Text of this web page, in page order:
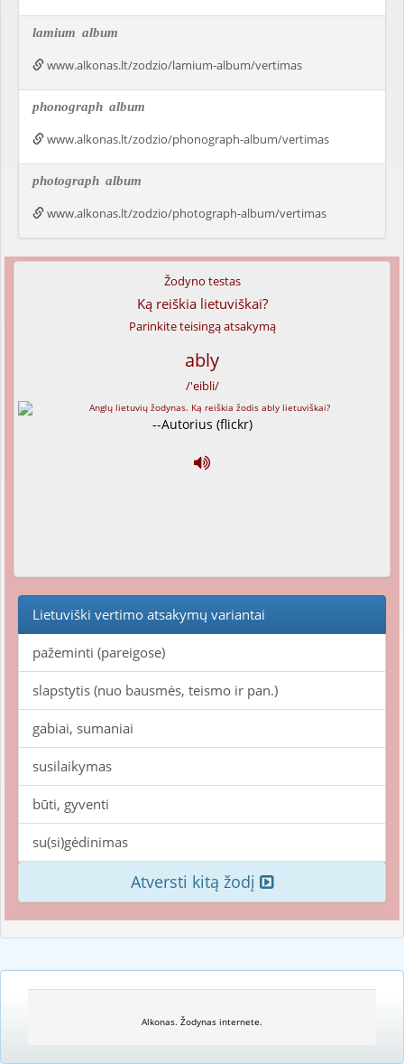
lamium album
www.alkonas.lt/zodzio/lamium-album/vertimas
phonograph album
www.alkonas.lt/zodzio/phonograph-album/vertimas
photograph album
www.alkonas.lt/zodzio/photograph-album/vertimas
Žodyno testas
Ką reiškia lietuviškai?
Parinkite teisingą atsakymą
ably
/'eibli/
--Autorius (flickr)
Lietuviški vertimo atsakymų variantai
pažeminti (pareigose)
slapstytis (nuo bausmės, teismo ir pan.)
gabiai, sumaniai
susilaikymas
būti, gyventi
su(si)gėdinimas
Atversti kitą žodį
Alkonas. Žodynas internete.